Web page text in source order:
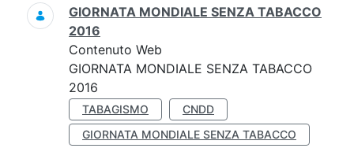
GIORNATA MONDIALE SENZA TABACCO
2016
Contenuto Web
GIORNATA MONDIALE SENZA TABACCO
2016
TABAGISMO
CNDD
GIORNATA MONDIALE SENZA TABACCO